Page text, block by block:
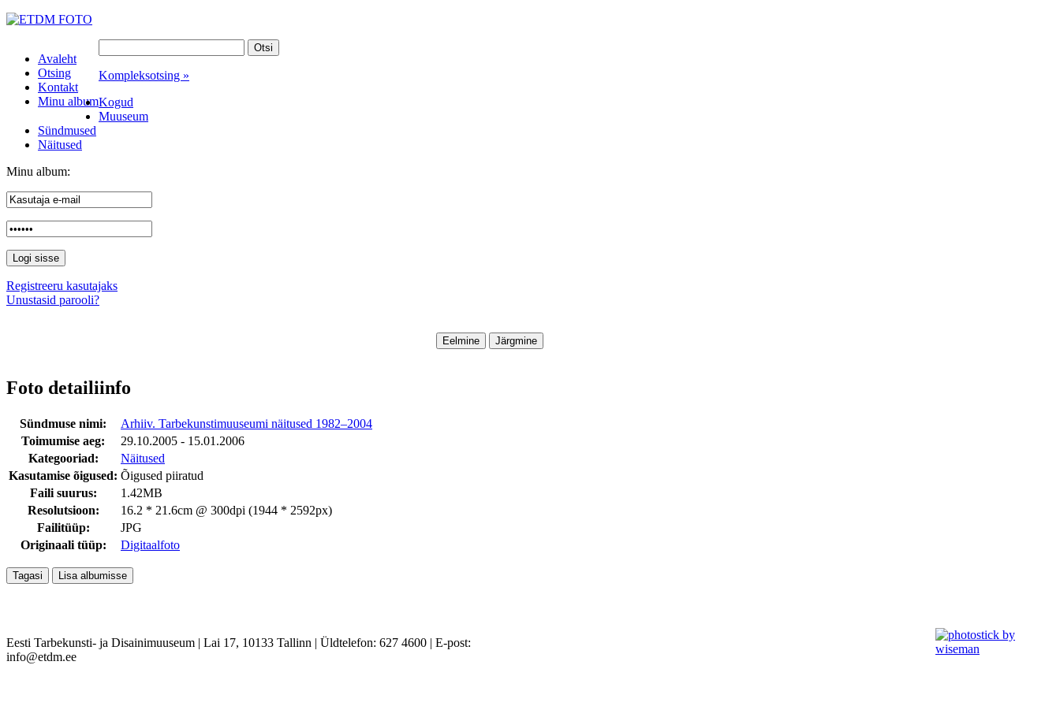
Avaleht
Otsing
Kontakt
Minu album
Kompleksotsing »
Kogud
Muuseum
Sündmused
Näitused
Minu album:
Registreeru kasutajaks
Unustasid parooli?
Foto detailiinfo
Sündmuse nimi:
Arhiiv. Tarbekunstimuuseumi näitused 1982–2004
Toimumise aeg:
29.10.2005 - 15.01.2006
Kategooriad:
Näitused
Kasutamise õigused: Õigused piiratud
Faili suurus:
1.42MB
Resolutsioon:
16.2 * 21.6cm @ 300dpi (1944 * 2592px)
Failitüüp:
JPG
Originaali tüüp:
Digitaalfoto
Eesti Tarbekunsti- ja Disainimuuseum | Lai 17, 10133 Tallinn | Üldtelefon: 627 4600 | E-post:
info@etdm.ee